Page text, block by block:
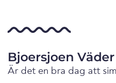
Bjoersjoen Väder
Är det en bra dag att